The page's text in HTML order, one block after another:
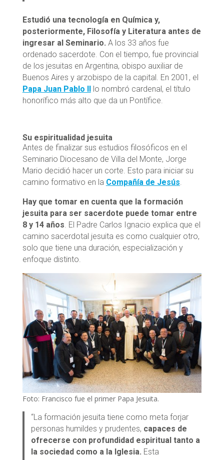
Estudió una tecnología en Química y,
posteriormente, Filosofía y Literatura antes de
ingresar al Seminario. A los 33 años fue
ordenado sacerdote. Con el tiempo, fue provincial
de los jesuitas en Argentina, obispo auxiliar de
Buenos Aires y arzobispo de la capital. En 2001, el
Papa Juan Pablo IIlo nombró cardenal, el título
honorífico más alto que da un Pontífice.
Su espiritualidad jesuita
Antes de finalizar sus estudios filosóficos en el
Seminario Diocesano de Villa del Monte, Jorge
Mario decidió hacer un corte. Esto para iniciar su
camino formativo en la Compañía de Jesús
Hay que tomar en cuenta que la formación
jesuita para ser sacerdote puede tomar entre
8 y 14 años . El Padre Carlos Ignacio explica que el
camino sacerdotal jesuita es como cualquier otro,
solo que tiene una duración, especialización y
enfoque distinto.
Foto: Francisco fue el primer Papa Jesuita.
“La formación jesuita tiene como meta forjar
personas humildes y prudentes, capaces de
ofrecerse con profundidad espiritual tanto a
la sociedad como a la Iglesia. Esta